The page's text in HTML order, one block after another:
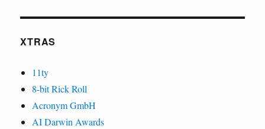
XTRAS
11ty
8-bit Rick Roll
Acronym GmbH
AI Darwin Awards